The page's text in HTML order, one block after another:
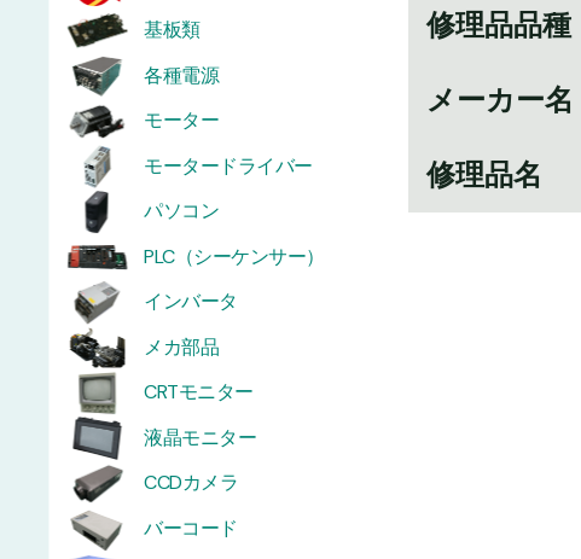
基板類
各種電源
モーター
モータードライバー
パソコン
PLC（シーケンサー）
インバータ
メカ部品
CRTモニター
液晶モニター
CCDカメラ
バーコード
修理品品種
メーカー名
修理品名